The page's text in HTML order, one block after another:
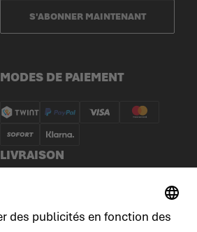
MODES DE PAIEMENT
LIVRAISON
S'ABONNER MAINTENANT